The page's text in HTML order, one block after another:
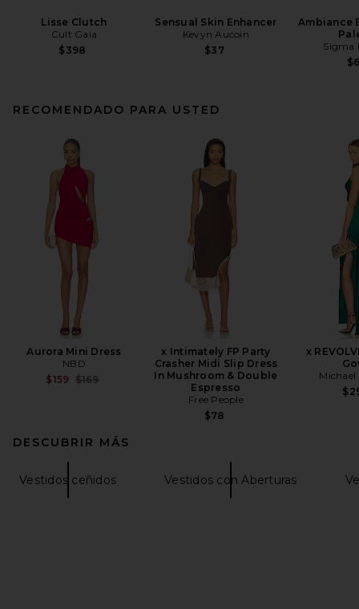
Lisse Clutch
Cult Gaia
$398
Sensual Skin Enhancer
Kevyn Aucoin
$37
Ambiance
Sigma
RECOMENDADO PARA USTED
Aurora Mini Dress
NBD
$159 Previous price:
$169
x Intimately FP Party
Crasher Midi Slip Dress
In Mushroom & Double
Espresso
Free People
$78
x
Michael
DESCUBRIR MÁS
Vestidos ceñidos Vestidos con Aberturas